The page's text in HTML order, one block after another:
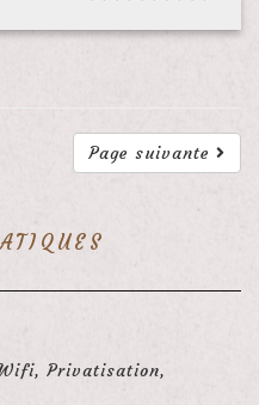
Page suivante
Privatisation,